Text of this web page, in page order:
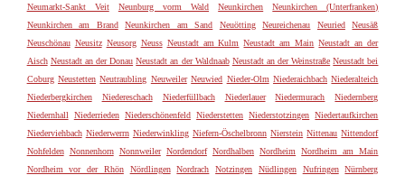
Neumarkt-Sankt Veit
Neunburg vorm Wald Neunkirchen
Neunkirchen (Unterfranken)
Neunkirchen am Brand
Neunkirchen am Sand Neuötting Neureichenau Neuried
Neusäß
Neuschönau Neusitz Neusorg Neuss Neustadt am Kulm Neustadt am Main Neustadt an der
Aisch Neustadt an der Donau Neustadt an der Waldnaab Neustadt an der Weinstraße Neustadt bei
Coburg Neustetten Neutraubling Neuweiler Neuwied Nieder-Olm Niederaichbach Niederalteich
Niederbergkirchen
Niedereschach Niederfüllbach Niederlauer Niedermurach
Niedernberg
Niedernhall
Niederrieden Niederschönenfeld Niederstetten Niederstotzingen Niedertaufkirchen
Niederviehbach Niederwerrn Niederwinkling Niefern-Öschelbronn Nierstein Nittenau Nittendorf
Nohfelden Nonnenhorn Nonnweiler Nordendorf Nordhalben Nordheim
Nordheim am Main
Nordheim vor der Rhön
Nördlingen Nordrach Notzingen Nüdlingen Nufringen
Nürnberg